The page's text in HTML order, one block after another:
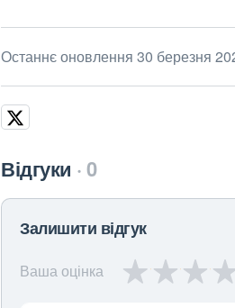
Останнє оновлення 30 березня
Відгуки 0
Залишити відгук
Ваша оцінка